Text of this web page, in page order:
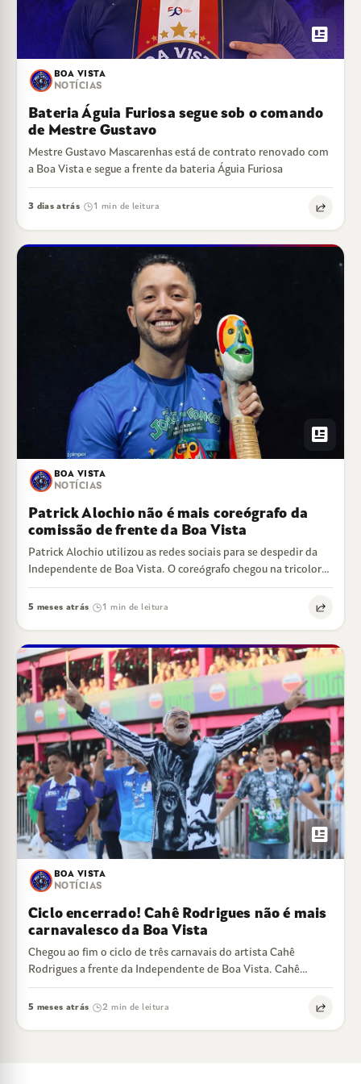
newsmode
BOA VISTA
NOTÍCIAS
Bateria Águia Furiosa segue sob o comando
de Mestre Gustavo
Mestre Gustavo Mascarenhas está de contrato renovado com
a Boa Vista e segue a frente da bateria Águia Furiosa
3 dias atrás· 1 min de leitura
newsmode
BOA VISTA
NOTÍCIAS
Patrick Alochio não é mais coreógrafo da
comissão de frente da Boa Vista
Patrick Alochio utilizou as redes sociais para se despedir da
Independente de Boa Vista. O coreógrafo chegou na tricolor
de Cariacica para…
5 meses atrás 1 min de leitura
newsmode
BOA VISTA
NOTÍCIAS
Ciclo encerrado! Cahê Rodrigues não é mais
carnavalesco da Boa Vista
Chegou ao fim o ciclo de três carnavais do artista Cahê
Rodrigues a frente da Independente de Boa Vista. Cahê
estreou no…
5 meses atrás 2 min de leitura